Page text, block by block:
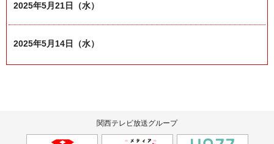
2025年5月21日（水）
2025年5月14日（水）
関西テレビ放送グループ